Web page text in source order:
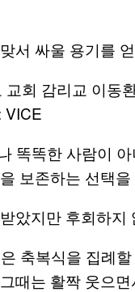
서 싸울 용기를
VICE
똑똑한 사람이
보존하는 선택
았지만 후회하
축복식을 집례
때는 활짝 웃으